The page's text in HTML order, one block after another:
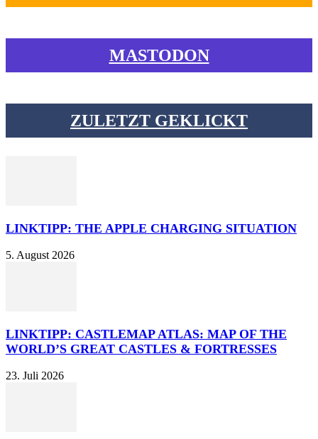
MASTODON
ZULETZT GEKLICKT
LINKTIPP: THE APPLE CHARGING SITUATION
5. August 2026
LINKTIPP: CASTLEMAP ATLAS: MAP OF THE
WORLD’S GREAT CASTLES & FORTRESSES
23. Juli 2026